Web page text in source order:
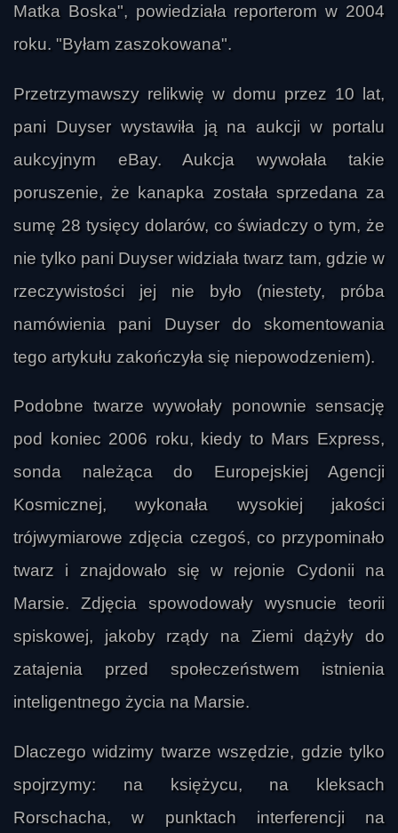
Matka Boska", powiedziała reporterom w 2004
roku. "Byłam zaszokowana".
Przetrzymawszy relikwię w domu przez 10 lat,
pani Duyser wystawiła ją na aukcji w portalu
aukcyjnym eBay. Aukcja wywołała takie
poruszenie, że kanapka została sprzedana za
sumę 28 tysięcy dolarów, co świadczy o tym, że
nie tylko pani Duyser widziała twarz tam, gdzie w
rzeczywistości jej nie było (niestety, próba
namówienia pani Duyser do skomentowania
tego artykułu zakończyła się niepowodzeniem).
Podobne twarze wywołały ponownie sensację
pod koniec 2006 roku, kiedy to Mars Express,
sonda należąca do Europejskiej Agencji
Kosmicznej, wykonała wysokiej jakości
trójwymiarowe zdjęcia czegoś, co przypominało
twarz i znajdowało się w rejonie Cydonii na
Marsie. Zdjęcia spowodowały wysnucie teorii
spiskowej, jakoby rządy na Ziemi dążyły do
zatajenia przed społeczeństwem istnienia
inteligentnego życia na Marsie.
Dlaczego widzimy twarze wszędzie, gdzie tylko
spojrzymy: na księżycu, na kleksach
Rorschacha, w punktach interferencji na